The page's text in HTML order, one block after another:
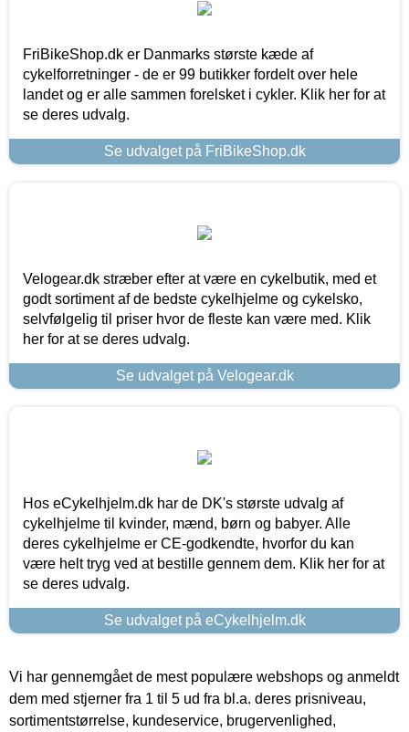
FriBikeShop.dk er Danmarks største kæde af
cykelforretninger - de er 99 butikker fordelt over hele
landet og er alle sammen forelsket i cykler. Klik her for at
se deres udvalg.
Se udvalget på FriBikeShop.dk
Velogear.dk stræber efter at være en cykelbutik, med et
godt sortiment af de bedste cykelhjelme og cykelsko,
selvfølgelig til priser hvor de fleste kan være med. Klik
her for at se deres udvalg.
Se udvalget på Velogear.dk
Hos eCykelhjelm.dk har de DK's største udvalg af
cykelhjelme til kvinder, mænd, børn og babyer. Alle
deres cykelhjelme er CE-godkendte, hvorfor du kan
være helt tryg ved at bestille gennem dem. Klik her for at
se deres udvalg.
Se udvalget på eCykelhjelm.dk
Vi har gennemgået de mest populære webshops og anmeldt
dem med stjerner fra 1 til 5 ud fra bl.a. deres prisniveau,
sortimentstørrelse, kundeservice, brugervenlighed,